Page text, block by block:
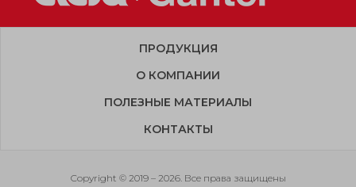
ПРОДУКЦИЯ
О КОМПАНИИ
ПОЛЕЗНЫЕ МАТЕРИАЛЫ
КОНТАКТЫ
Copyright © 2019 – 2026. Все права защищены